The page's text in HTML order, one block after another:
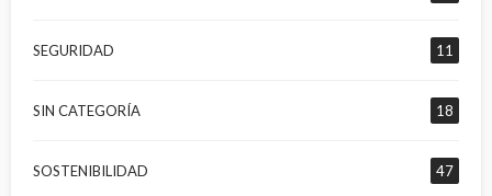
SEGURIDAD 11
SIN CATEGORÍA 18
SOSTENIBILIDAD 47